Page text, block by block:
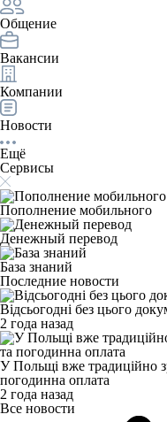
Общение
Вакансии
Компании
Новости
Ещё
Сервисы
Пополнение мобильного
Денежный перевод
База знаний
Последние новости
Відсьогодні без цього
2 года назад
У Польщі вже традиційно
погодинна оплата
2 года назад
Все новости